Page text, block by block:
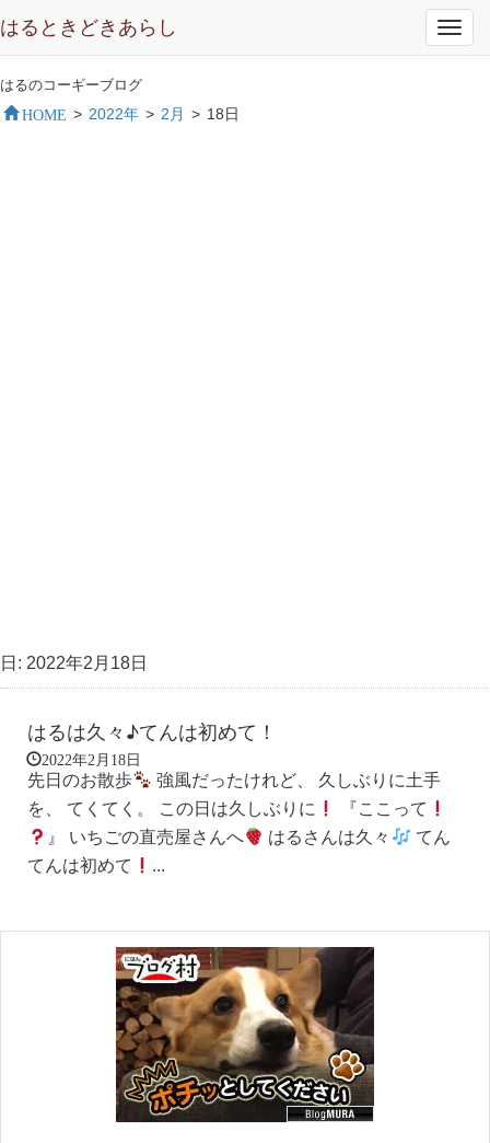
はるときどきあらし
はるのコーギーブログ
HOME > 2022年 > 2月 > 18日
日: 2022年2月18日
はるは久々♪てんは初めて！
2022年2月18日
先日のお散歩
強風だったけれど、 久しぶりに土手
を、 てくてく。 この日は久しぶりに
『ここって
』 いちごの直売屋さんへ
はるさんは久々
てん
てんは初めて
...